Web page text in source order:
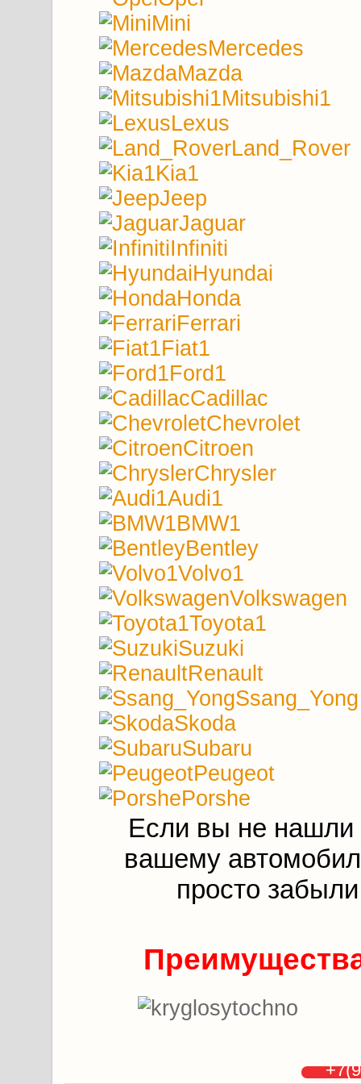
Mini
Mercedes
Mazda
Mitsubishi1
Lexus
Land_Rover
Kia1
Jeep
Jaguar
Infiniti
Hyundai
Honda
Ferrari
Fiat1
Ford1
Cadillac
Chevrolet
Citroen
Chrysler
Audi1
BMW1
Bentley
Volvo1
Volkswagen
Toyota1
Suzuki
Renault
Ssang_Yong
Skoda
Subaru
Peugeot
Porshe
Если вы не нашли
вашему
просто